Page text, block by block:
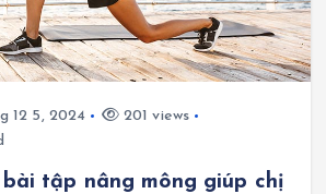
12 5, 2024
201 views
tập nâng mông giúp chị